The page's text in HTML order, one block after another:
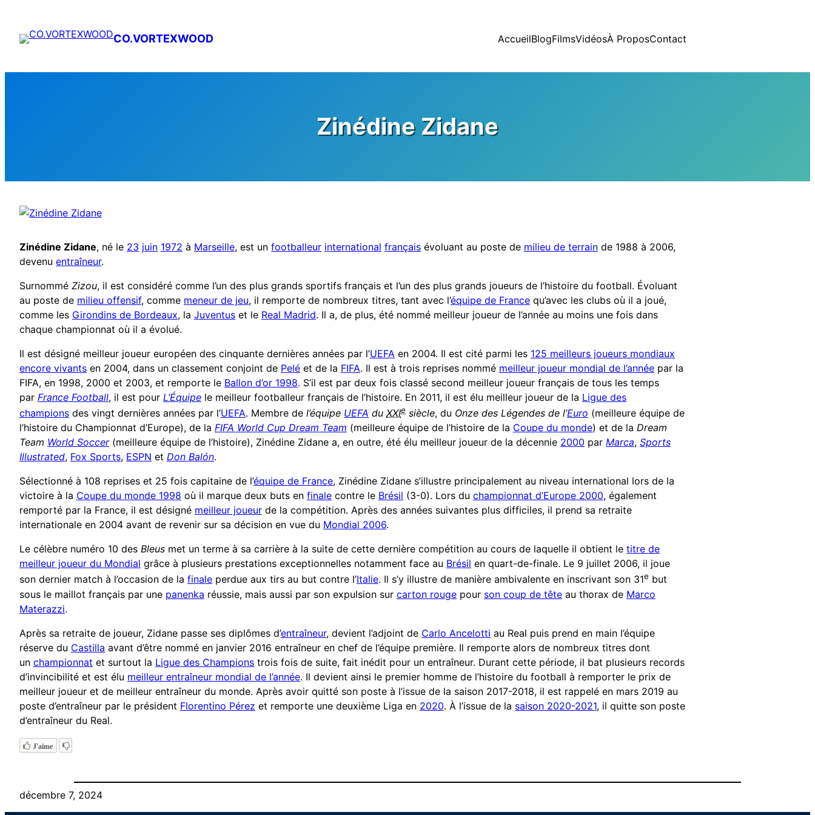
contenu
CO.VORTEXWOOD AccueilBlogFilmsVidéosÀ ProposContact
Zinédine Zidane
Zinédine Zidane, né le 23 juin 1972 à Marseille, est un footballeur international français évoluant au poste de milieu de terrain de 1988 à 2006,
devenu entraîneur.
Surnommé Zizou, il est considéré comme l’un des plus grands sportifs français et l’un des plus grands joueurs de l’histoire du football. Évoluant
au poste de milieu offensif, comme meneur de jeu, il remporte de nombreux titres, tant avec l’équipe de France qu’avec les clubs où il a joué,
comme les Girondins de Bordeaux, la Juventus et le Real Madrid. Il a, de plus, été nommé meilleur joueur de l’année au moins une fois dans
chaque championnat où il a évolué.
Il est désigné meilleur joueur européen des cinquante dernières années par l’UEFA en 2004. Il est cité parmi les 125 meilleurs joueurs mondiaux
encore vivants en 2004, dans un classement conjoint de Pelé et de la FIFA. Il est à trois reprises nommé meilleur joueur mondial de l’année par la
FIFA, en 1998, 2000 et 2003, et remporte le Ballon d’or 1998. S’il est par deux fois classé second meilleur joueur français de tous les temps
par France Football, il est pour L’Équipe le meilleur footballeur français de l’histoire. En 2011, il est élu meilleur joueur de la Ligue des
champions des vingt dernières années par l’UEFA. Membre de l’équipe UEFA du XXIe siècle, du Onze des Légendes de l’Euro (meilleure équipe de
l’histoire du Championnat d’Europe), de la FIFA World Cup Dream Team (meilleure équipe de l’histoire de la Coupe du monde) et de la Dream
Team World Soccer(meilleure équipe de l’histoire), Zinédine Zidane a, en outre, été élu meilleur joueur de la décennie 2000 par Marca, Sports
Illustrated, Fox Sports, ESPN et Don Balón.
Sélectionné à 108 reprises et 25 fois capitaine de l’équipe de France, Zinédine Zidane s’illustre principalement au niveau international lors de la
victoire à la Coupe du monde 1998 où il marque deux buts en finale contre le Brésil (3-0). Lors du championnat d’Europe 2000, également
remporté par la France, il est désigné meilleur joueur de la compétition. Après des années suivantes plus difficiles, il prend sa retraite
internationale en 2004 avant de revenir sur sa décision en vue du Mondial 2006.
Le célèbre numéro 10 des Bleus met un terme à sa carrière à la suite de cette dernière compétition au cours de laquelle il obtient le titre de
meilleur joueur du Mondial grâce à plusieurs prestations exceptionnelles notamment face au Brésil en quart-de-finale. Le 9 juillet 2006, il joue
son dernier match à l’occasion de la finale perdue aux tirs au but contre l’Italie. Il s’y illustre de manière ambivalente en inscrivant son 31e but
sous le maillot français par une panenka réussie, mais aussi par son expulsion sur carton rouge pour son coup de tête au thorax de Marco
Materazzi.
Après sa retraite de joueur, Zidane passe ses diplômes d’entraîneur, devient l’adjoint de Carlo Ancelotti au Real puis prend en main l’équipe
réserve du Castilla avant d’être nommé en janvier 2016 entraîneur en chef de l’équipe première. Il remporte alors de nombreux titres dont
un championnat et surtout la Ligue des Champions trois fois de suite, fait inédit pour un entraîneur. Durant cette période, il bat plusieurs records
d’invincibilité et est élu meilleur entraîneur mondial de l’année. Il devient ainsi le premier homme de l’histoire du football à remporter le prix de
meilleur joueur et de meilleur entraîneur du monde. Après avoir quitté son poste à l’issue de la saison 2017-2018, il est rappelé en mars 2019 au
poste d’entraîneur par le président Florentino Pérez et remporte une deuxième Liga en 2020. À l’issue de la saison 2020-2021, il quitte son poste
d’entraîneur du Real.
J'aime
décembre 7, 2024